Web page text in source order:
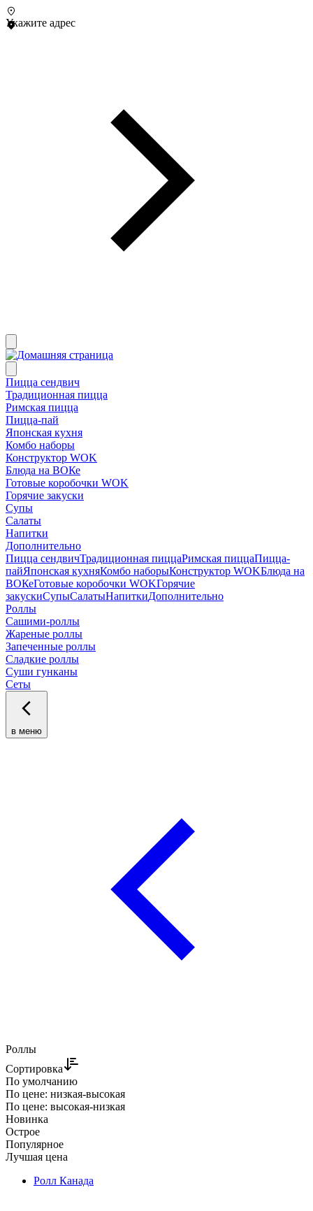
Укажите адрес
Пицца сендвич
Традиционная пицца
Римская пицца
Пицца-пай
Японская кухня
Комбо наборы
Конструктор WOK
Блюда на ВОКе
Готовые коробочки WOK
Горячие закуски
Супы
Салаты
Напитки
Дополнительно
Пицца сендвичТрадиционная пиццаРимская пиццаПицца-
пайЯпонская кухняКомбо наборыКонструктор WOKБлюда на
ВОКеГотовые коробочки WOKГорячие
закускиСупыСалатыНапиткиДополнительно
Роллы
Сашими-роллы
Жареные роллы
Запеченные роллы
Сладкие роллы
Суши гунканы
Сеты
в меню
Роллы
Сортировка
По умолчанию
По цене: низкая-высокая
По цене: высокая-низкая
Новинка
Острое
Популярное
Лучшая цена
Ролл Канада